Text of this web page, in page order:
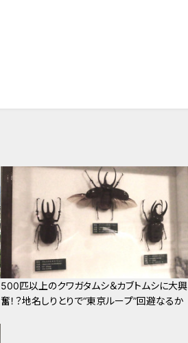
500匹以上のクワガタムシ＆カブトムシに大興
奮！？地名しりとりで“東京ループ”回避なるか